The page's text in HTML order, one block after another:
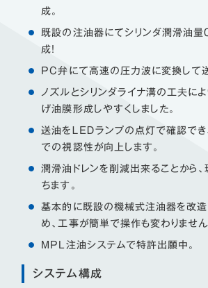
成。
既設の注油器にてシリンダ潤滑油
成！
PC弁にて高速の圧力波に変換して送
ノズルとシリンダライナ溝の工夫に
げ油膜形成しやすくしました。
送油をＬＥＤランプの点灯で確認で
での視認性が向上します。
潤滑油ドレンを削減出来ることから
ちます。
基本的に既設の機械式注油器を改
め、工事が簡単で操作も変わりません
MPL注油システムで特許出願中。
システム構成